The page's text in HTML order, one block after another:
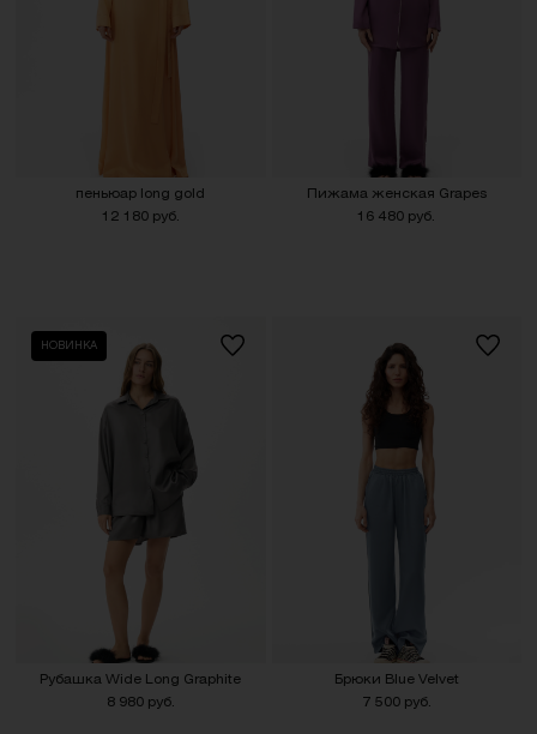
пеньюар long gold
12 180 руб.
Пижама женская Grapes
16 480 руб.
НОВИНКА
Рубашка Wide Long Graphite
8 980 руб.
Брюки Blue Velvet
7 500 руб.